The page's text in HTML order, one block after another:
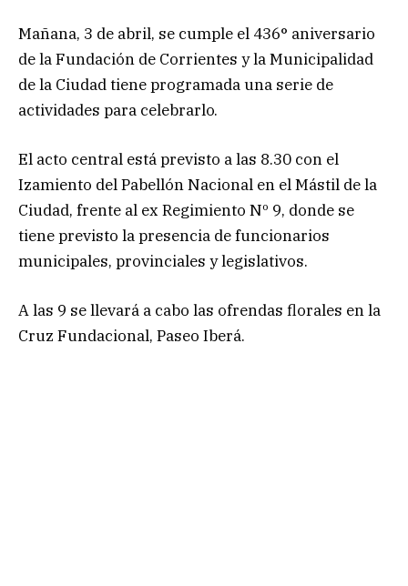
Mañana, 3 de abril, se cumple el 436° aniversario
de la Fundación de Corrientes y la Municipalidad
de la Ciudad tiene programada una serie de
actividades para celebrarlo.
El acto central está previsto a las 8.30 con el
Izamiento del Pabellón Nacional en el Mástil de la
Ciudad, frente al ex Regimiento Nº 9, donde se
tiene previsto la presencia de funcionarios
municipales, provinciales y legislativos.
A las 9 se llevará a cabo las ofrendas florales en la
Cruz Fundacional, Paseo Iberá.